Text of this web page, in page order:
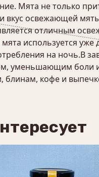
Мята не только
вкус освежающей
отличным
используется
на ночь.В
уменьшающим
блинам, кофе и